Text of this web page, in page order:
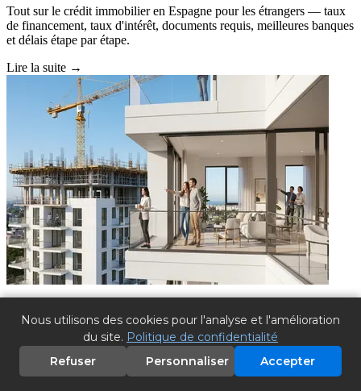
Tout sur le crédit immobilier en Espagne pour les étrangers — taux
de financement, taux d'intérêt, documents requis, meilleures banques
et délais étape par étape.
Lire la suite →
Acheter un bien neuf en Espagne : ce que vous devez
savoir
26.06.2026
Nous utilisons des cookies pour l'analyse et l'amélioration
du site. Politique de confidentialité
Refuser
Personnaliser Accepter